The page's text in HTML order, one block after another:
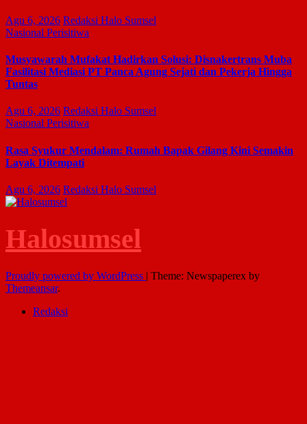
Agu 6, 2026 Redaksi Halo Sumsel
Nasional Perisitiwa
Musyawarah Mufakat Hadirkan Solusi: Disnakertrans Muba
Fasilitasi Mediasi PT Panca Agung Sejati dan Pekerja Hingga
Tuntas
Agu 6, 2026 Redaksi Halo Sumsel
Nasional Perisitiwa
Rasa Syukur Mendalam: Rumah Bapak Gilang Kini Semakin
Layak Ditempati
Agu 6, 2026 Redaksi Halo Sumsel
Halosumsel
Proudly powered by WordPress | Theme: Newspaperex by
Themeansar.
Redaksi